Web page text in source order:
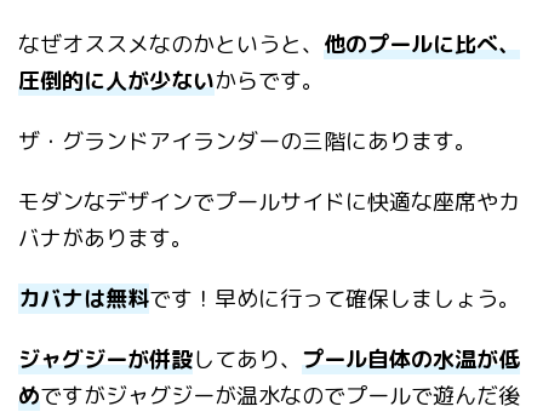
なぜオススメなのかというと、 他のプールに比べ、
圧倒的に人が少ないからです。
ザ・グランドアイランダーの三階にあります。
モダンなデザインでプールサイドに快適な座席やカ
バナがあります。
カバナは無料です！早めに行って確保しましょう。
ジャグジーが併設してあり、 プール自体の水温が低
めですがジャグジーが温水なのでプールで遊んだ後